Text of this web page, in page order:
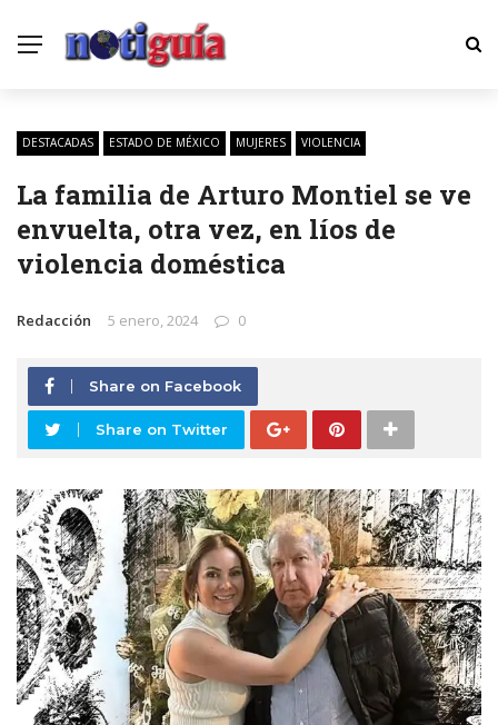
DESTACADAS ESTADO DE MÉXICO MUJERES VIOLENCIA
La familia de Arturo Montiel se ve
envuelta, otra vez, en líos de
violencia doméstica
Redacción 5 enero, 2024 0
Share on Facebook
Share on Twitter